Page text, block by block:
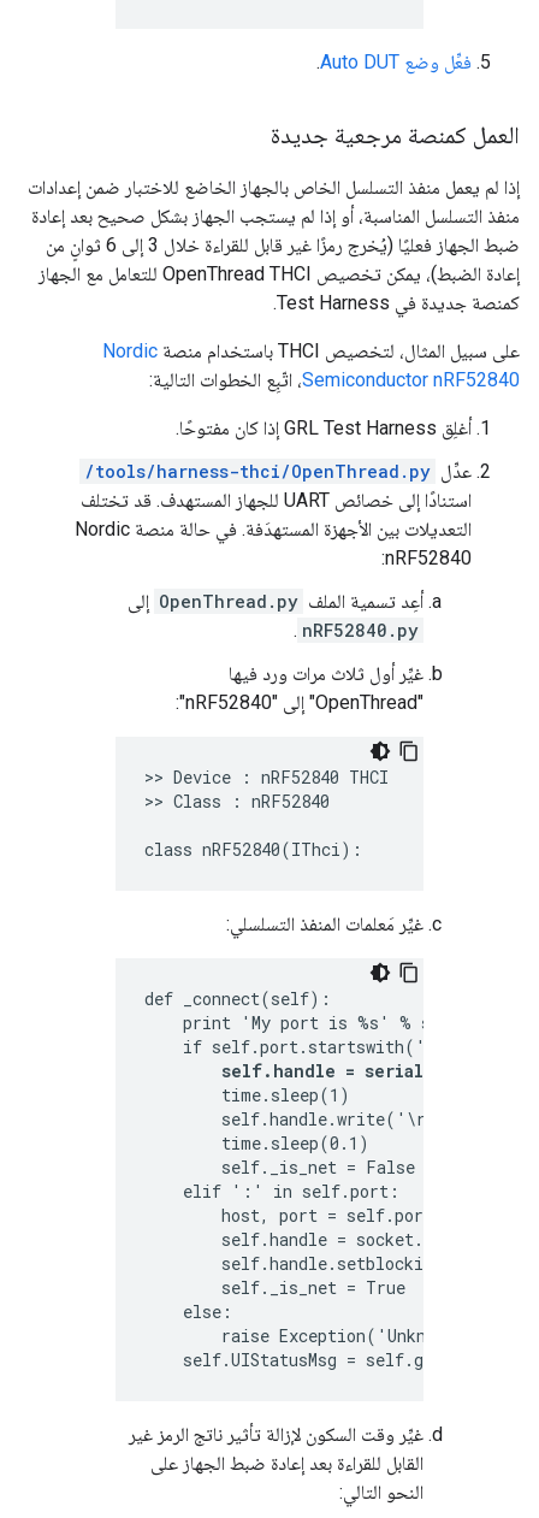
فعِّل وضع Auto DUT .
العمل كمنصة مرجعية جديدة
إذا لم يعمل منفذ التسلسل الخاص بالجهاز الخاضع للاختبار ضمن إعدادات
منفذ التسلسل المناسبة، أو إذا لم يستجب الجهاز بشكل صحيح بعد إعادة
ضبط الجهاز فعليًا (يُخرج رمزًا غير قابل للقراءة خلال 3 إلى 6 ثوانٍ من
إعادة الضبط)، يمكن تخصيص OpenThread THCI للتعامل مع الجهاز
كمنصة جديدة في Test Harness.
على سبيل المثال، لتخصيص THCI باستخدام منصة
Nordic
Semiconductor nRF52840، اتّبِع الخطوات التالية:
أغلِق GRL Test Harness إذا كان مفتوحًا.
عدِّل /tools/harness-thci/OpenThread.py
استنادًا إلى خصائص UART للجهاز المستهدف. قد تختلف
التعديلات بين الأجهزة المستهدَفة. في حالة منصة Nordic
nRF52840:
أعِد تسمية الملف OpenThread.py إلى
nRF52840.py
.
غيِّر أول ثلاث مرات ورد فيها
"OpenThread" إلى "nRF52840":
>> Device : nRF52840 THCI
>> Class : nRF52840
غيِّر مَعلمات المنفذ التسلسلي:
def _connect(self):
    print 'My port is %s' % self.port
    if self.port.startswith('COM'):
self.handle =
        time.sleep(1)
        self.handle.write('\r\n')
        time.sleep(0.1)
        self._is_net = False
    elif ':' in self.port:
host, port =
self.handle =
        self.handle.setblocking(0)
        self._is_net = True
    else:
raise Exception('Unknown port
self.UIStatusMsg =
غيِّر وقت السكون لإزالة تأثير ناتج الرمز غير
القابل للقراءة بعد إعادة ضبط الجهاز على
النحو التالي: